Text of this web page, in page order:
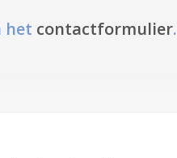
het contactformulier.